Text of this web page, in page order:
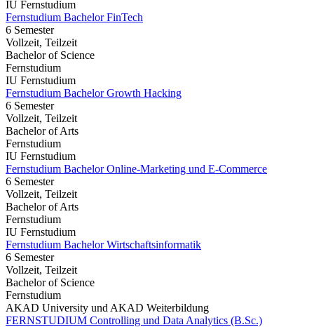
IU Fernstudium
Fernstudium Bachelor FinTech
6 Semester
Vollzeit, Teilzeit
Bachelor of Science
Fernstudium
IU Fernstudium
Fernstudium Bachelor Growth Hacking
6 Semester
Vollzeit, Teilzeit
Bachelor of Arts
Fernstudium
IU Fernstudium
Fernstudium Bachelor Online-Marketing und E-Commerce
6 Semester
Vollzeit, Teilzeit
Bachelor of Arts
Fernstudium
IU Fernstudium
Fernstudium Bachelor Wirtschaftsinformatik
6 Semester
Vollzeit, Teilzeit
Bachelor of Science
Fernstudium
AKAD University und AKAD Weiterbildung
FERNSTUDIUM Controlling und Data Analytics (B.Sc.)